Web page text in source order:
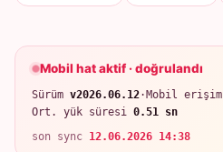
Mobil hat aktif · doğrulandı
Sürüm v2026.06.12·Mobil erişim
Ort. yük süresi 0.51 sn
son sync 12.06.2026 14:38